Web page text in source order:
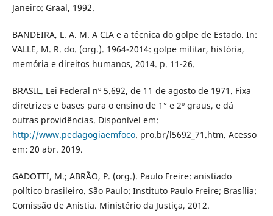
Janeiro: Graal, 1992.
BANDEIRA, L. A. M. A CIA e a técnica do golpe de Estado. In:
VALLE, M. R. do. (org.). 1964-2014: golpe militar, história,
memória e direitos humanos, 2014. p. 11-26.
BRASIL. Lei Federal nº 5.692, de 11 de agosto de 1971. Fixa
diretrizes e bases para o ensino de 1° e 2º graus, e dá
outras providências. Disponível em:
http://www.pedagogiaemfoco. pro.br/l5692_71.htm. Acesso
em: 20 abr. 2019.
GADOTTI, M.; ABRÃO, P. (org.). Paulo Freire: anistiado
político brasileiro. São Paulo: Instituto Paulo Freire; Brasília:
Comissão de Anistia. Ministério da Justiça, 2012.